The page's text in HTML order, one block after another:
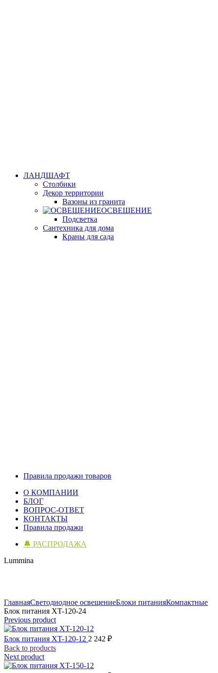
ЛАНДШАФТ
Столбики
Декор территории
Вазоны из гранита
ОСВЕЩЕНИЕ
Подсветка
Сантехника для дома
Краны для сада
Правила продажи товаров
О КОМПАНИИ
БЛОГ
ВОПРОС-ОТВЕТ
КОНТАКТЫ
Правила продажи
🔔 РАСПРОДАЖА
Lummina
ГлавнаяСветодиодное освещениеБлоки питанияКомпактные
Блок питания XT-120-24
Previous product
Блок питания XT-120-12 2 242 ₽
Back to products
Next product